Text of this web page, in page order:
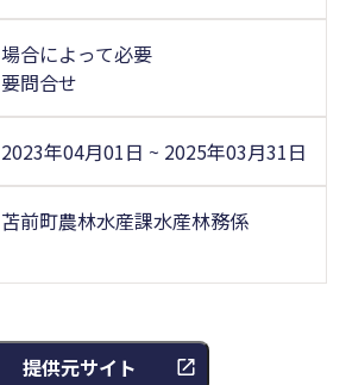
場合によって必要
要問合せ
2023年04月01日 ~ 2025年03月31日
苫前町農林水産課水産林務係
提供元サイト